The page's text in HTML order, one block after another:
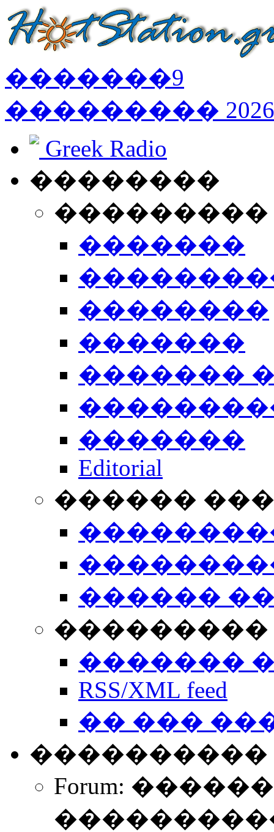
�������9
��������� 2026
Greek Radio
��������
�������
��������
�������
�������
�������
Editorial
������
������
���������
�������
RSS/XML feed
�� ���
����������
Forum: